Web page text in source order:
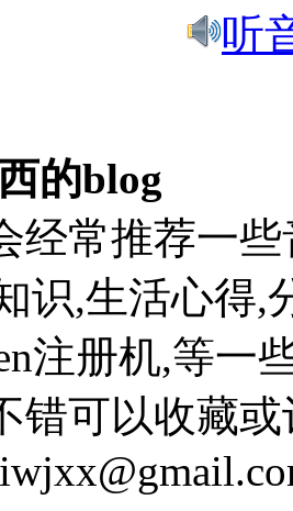
听
的blog
经常推荐一
识,生活心得,
注册机,等一
错可以收藏